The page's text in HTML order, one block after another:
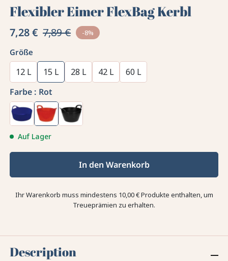
Flexibler Eimer FlexBag Kerbl
7,28 € 7,89 € -8%
Größe
12 L 15 L 28 L 42 L
60 L
Farbe : Rot
Auf Lager
In den Warenkorb
Ihr Warenkorb muss mindestens 10,00 € Produkte enthalten, um
Treueprämien zu erhalten.
Description